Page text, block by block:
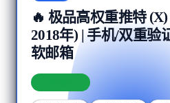
🔥 极品高权重推特
2018年) | 手机/双重验
软邮箱